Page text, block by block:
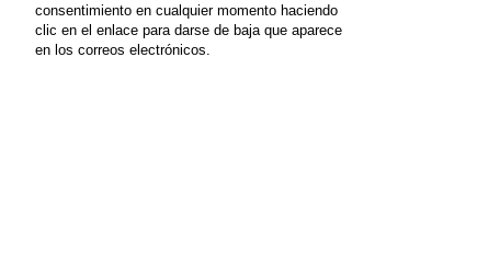
consentimiento en cualquier momento haciendo
clic en el enlace para darse de baja que aparece
en los correos electrónicos.